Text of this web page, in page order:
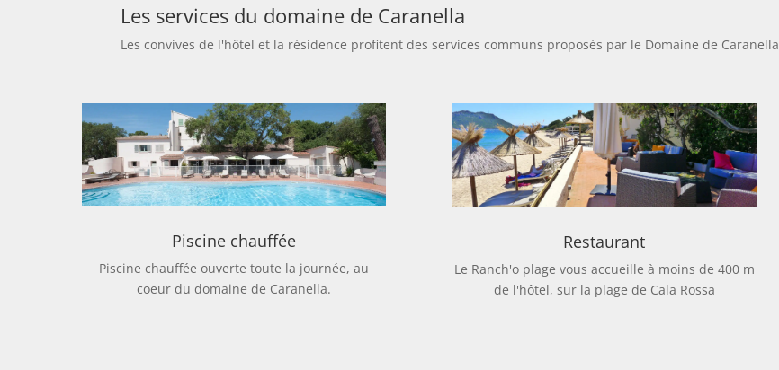
Les services du domaine de Caranella
Les convives de l'hôtel et la résidence profitent des services communs proposés par le Domaine de Caranella
Piscine chauffée
Piscine chauffée ouverte toute la journée, au
coeur du domaine de Caranella.
Restaurant
Le Ranch'o plage vous accueille à moins de 400 m
de l'hôtel, sur la plage de Cala Rossa